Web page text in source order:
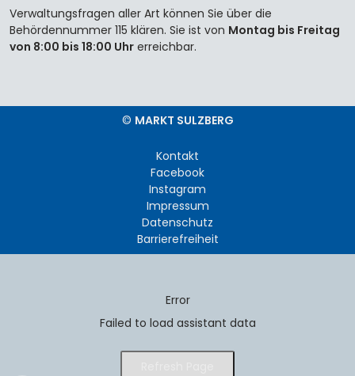
Verwaltungsfragen aller Art können Sie über die
Behördennummer 115 klären. Sie ist von Montag bis Freitag
von 8:00 bis 18:00 Uhr erreichbar.
© MARKT SULZBERG
Kontakt
Facebook
Instagram
Impressum
Datenschutz
Barrierefreiheit
Error
Failed to load assistant data